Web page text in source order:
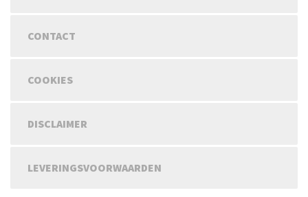
CONTACT
COOKIES
DISCLAIMER
LEVERINGSVOORWAARDEN